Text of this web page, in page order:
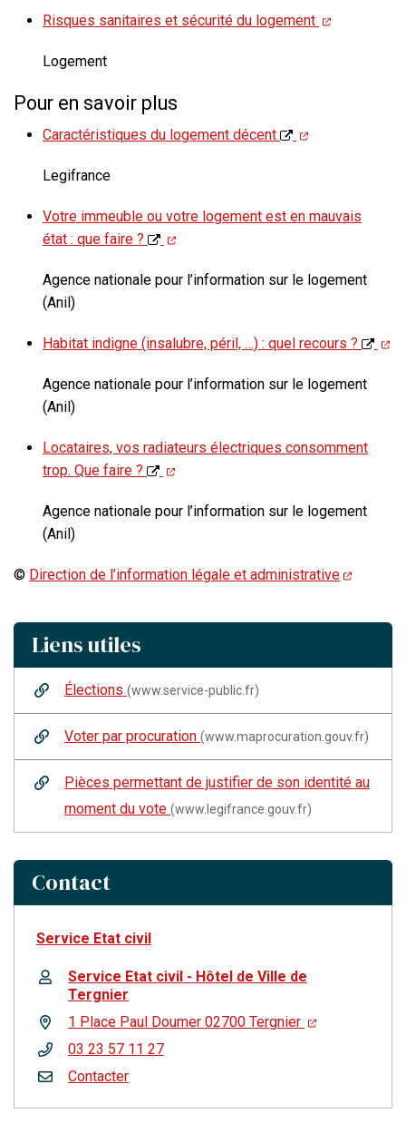
Risques sanitaires et sécurité du logement
Logement
Pour en savoir plus
Caractéristiques du logement décent
Legifrance
Votre immeuble ou votre logement est en mauvais
état : que faire ?
Agence nationale pour l’information sur le logement
(Anil)
Habitat indigne (insalubre, péril, …) : quel recours ?
Agence nationale pour l’information sur le logement
(Anil)
Locataires, vos radiateurs électriques consomment
trop. Que faire ?
Agence nationale pour l’information sur le logement
(Anil)
© Direction de l’information légale et administrative
Liens utiles
Élections (www.service-public.fr)
Voter par procuration (www.maprocuration.gouv.fr)
Pièces permettant de justifier de son identité au
moment du vote (www.legifrance.gouv.fr)
Contact
Service Etat civil
Service Etat civil - Hôtel de Ville de
Tergnier
1 Place Paul Doumer 02700 Tergnier
03 23 57 11 27
Contacter